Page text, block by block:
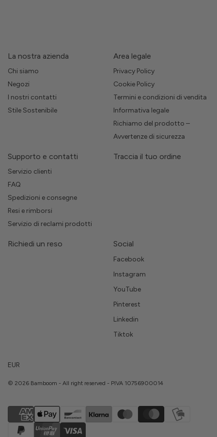
La nostra azienda
Chi siamo
Negozi
I nostri contatti
Stile Sostenibile
Area legale
Privacy Policy
Cookie Policy
Termini e condizioni di vendita
Informativa legale
Richiamo del prodotto –
Avvertenze di sicurezza
Supporto e contatti
Servizio clienti
FAQ
Spedizioni e consegne
Resi e rimborsi
Servizio di reclami prodotti
Traccia il tuo ordine
Richiedi un reso Social
Facebook
Instagram
YouTube
Pinterest
Linkedin
Tiktok
EUR
© 2026 Bamboom - All right reserved - PIVA 10756900014